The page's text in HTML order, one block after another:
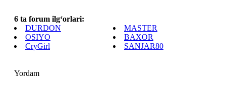
6 ta forum ilg‘orlari:
DURDON
MASTER
OSIYO
BAXOR
CryGirl
SANJAR80
Yordam